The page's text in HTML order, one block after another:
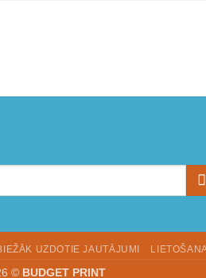
UZDOTIE JAUTĀJUMI
© BUDGET PRINT